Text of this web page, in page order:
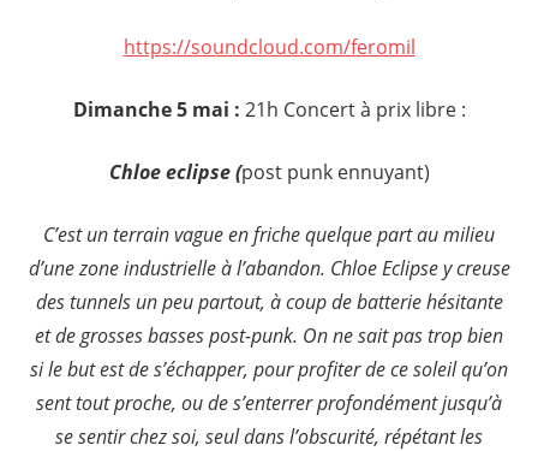
https://soundcloud.com/feromil
Dimanche 5 mai : 21h Concert à prix libre :
Chloe eclipse (post punk ennuyant)
C’est un terrain vague en friche quelque part au milieu
d’une zone industrielle à l’abandon. Chloe Eclipse y creuse
des tunnels un peu partout, à coup de batterie hésitante
et de grosses basses post-punk. On ne sait pas trop bien
si le but est de s’échapper, pour profiter de ce soleil qu’on
sent tout proche, ou de s’enterrer profondément jusqu’à
se sentir chez soi, seul dans l’obscurité, répétant les